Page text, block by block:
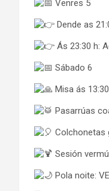
Venres 5
Dende as
Ás 23:30 h:
Sábado 6
Misa ás
Pasarrúas
Colchonetas
Sesión
Pola noite: